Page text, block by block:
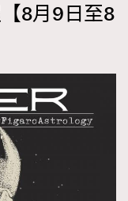
8月9日至8